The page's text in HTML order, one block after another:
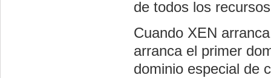
de todos los
Cuando XEN
arranca el primer
dominio especial de